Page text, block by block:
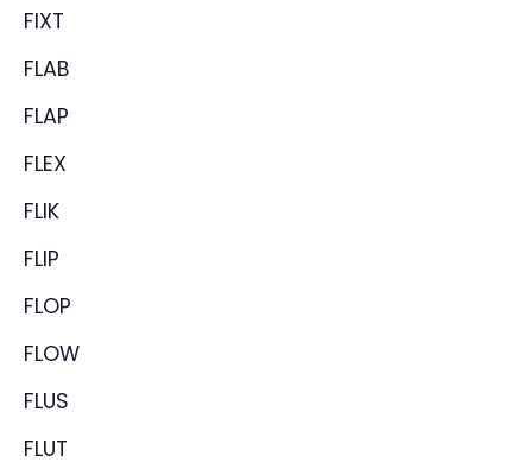
FIXT
FLAB
FLAP
FLEX
FLIK
FLIP
FLOP
FLOW
FLUS
FLUT